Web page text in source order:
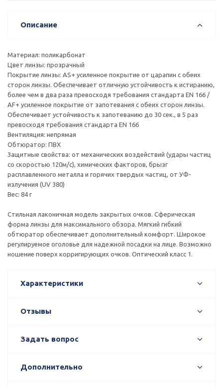
Описание
Материал: поликарбонат
Цвет линзы: прозрачный
Покрытие линзы: AS+ усиленное покрытие от царапин с обеих
сторон линзы. Обеспечивает отличную устойчивость к истиранию,
более чем в два раза превосходя требования стандарта EN 166 /
AF+ усиленное покрытие от запотевания с обеих сторон линзы.
Обеспечивает устойчивость к запотеванию до 30 сек., в 5 раз
превосходя требования стандарта EN 166
Вентиляция: непрямая
Обтюратор: ПВХ
Защитные свойства: от механических воздействий (удары частиц
со скоростью 120м/с), химических факторов, брызг
расплавленного металла и горячих твердых частиц, от УФ-
излучения (UV 380)
Вес: 84 г
Стильная лаконичная модель закрытых очков. Сферическая
форма линзы для максимального обзора. Мягкий гибкий
обтюратор обеспечивает дополнительный комфорт. Широкое
регулируемое оголовье для надежной посадки на лице. Возможно
ношение поверх корригирующих очков. Оптический класс 1.
Характеристики
Отзывы
Задать вопрос
Дополнительно